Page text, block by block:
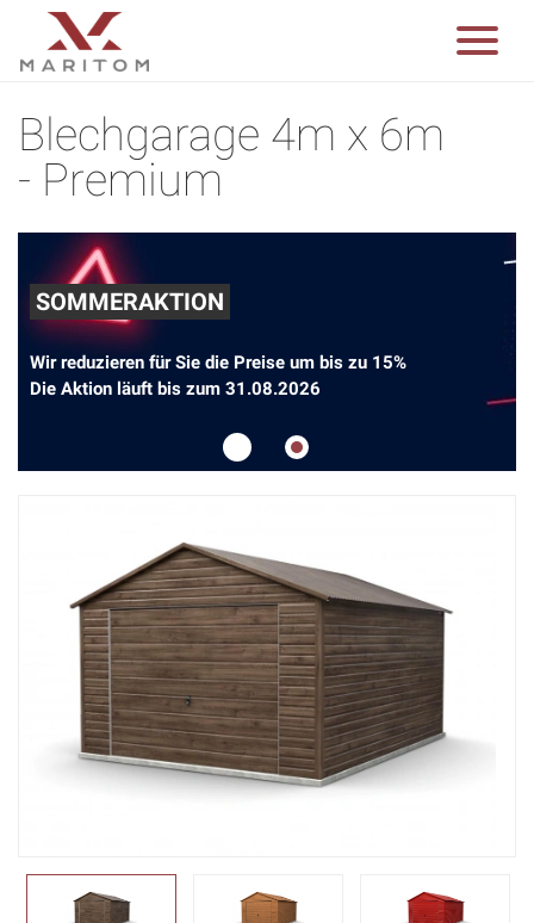
Blechgarage 4m x 6m
- Premium
SOMMERAKTION
Wir reduzieren für Sie die Preise um bis zu 15%
Die Aktion läuft bis zum 31.08.2026